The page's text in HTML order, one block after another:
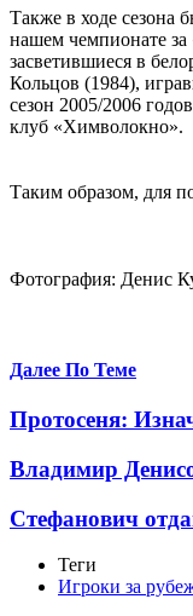
Также в ходе сезона
нашем чемпионате
засветившиеся в
Кольцов (1984),
сезон 2005/2006
клуб «Химволокно».
Таким образом, для
Фотография: Денис
Далее По Теме
Протосеня:
Владимир
Стефанович
Теги
Игроки за